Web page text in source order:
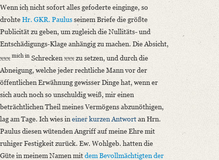
Wenn ich nicht sofort alles gefoderte einginge, so
drohteHr. GKR. Paulusseinem Briefe die größte
Publicität zu geben, um zugleich die Nullitäts- und
Entschädigungs-Klage anhängig zu machen. Die Absicht,
xxx mich in Schreckenxxxzu setzen, und durch die
Abneigung, welche jeder rechtliche Mann vor der
öffentlichen Erwähnung gewisser Dinge hat, wenn er
sich auch noch so unschuldig weiß, mir einen
beträchtlichen Theil meines Vermögens abzunöthigen,
lag am Tage. Ich wies in einer kurzen Antwortan Hrn.
Paulus diesen wütenden Angriff auf meine Ehre mit
ruhiger Festigkeit zurück. Ew. Wohlgeb. hatten die
Güte in meinem Namen mitdem Bevollmächtigten der